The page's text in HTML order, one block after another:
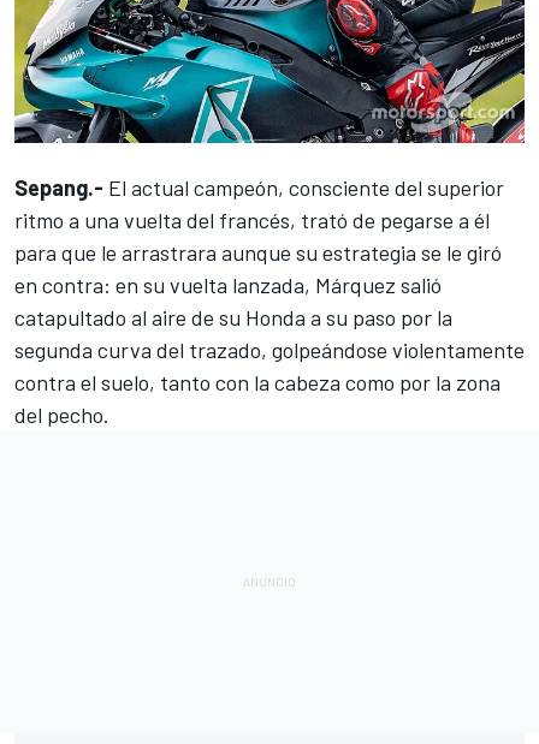
Sepang.- El actual campeón, consciente del superior
ritmo a una vuelta del francés, trató de pegarse a él
para que le arrastrara aunque su estrategia se le giró
en contra: en su vuelta lanzada, Márquez salió
catapultado al aire de su Honda a su paso por la
segunda curva del trazado, golpeándose violentamente
contra el suelo, tanto con la cabeza como por la zona
del pecho.